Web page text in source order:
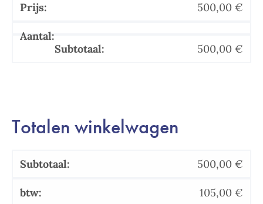
500,00 €
Pack
création
500,00 €
Totalen winkelwagen
500,00 €
105,00 €